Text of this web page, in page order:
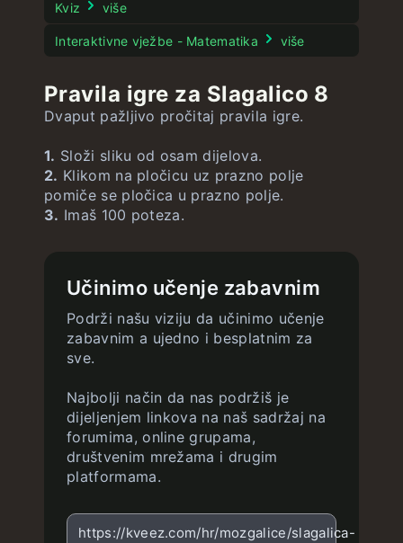
Geografek
Veća država neograničeno
SADek Zastave neograničeno
Godinek
Gradek neograničeno
Pasek
Filmek
Kviz više
Interaktivne vježbe - Matematika više
Pravila igre za Slagalico 8
Dvaput pažljivo pročitaj pravila igre.
1. Složi sliku od osam dijelova.
2. Klikom na pločicu uz prazno polje
pomiče se pločica u prazno polje.
3. Imaš 100 poteza.
Učinimo učenje zabavnim
Podrži našu viziju da učinimo učenje
zabavnim a ujedno i besplatnim za
sve.
Najbolji način da nas podržiš je
dijeljenjem linkova na naš sadržaj na
forumima, online grupama,
društvenim mrežama i drugim
platformama.
https://kveez.com/hr/mozgalice/slagalica-